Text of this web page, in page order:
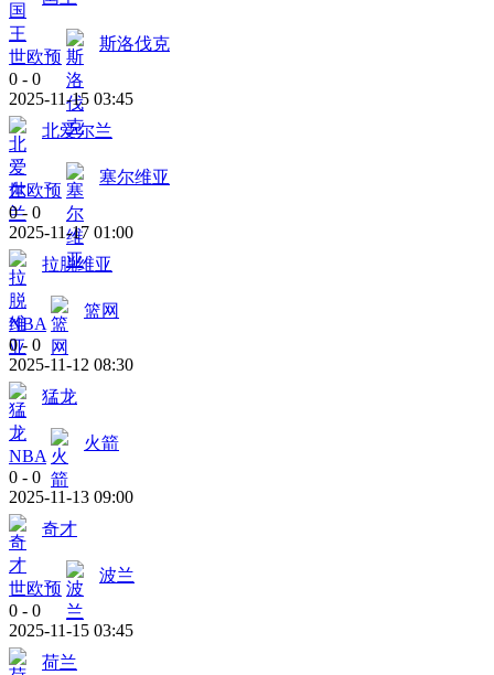
世欧预
斯洛伐克
0 - 0
2025-11-15 03:45
北爱尔兰
世欧预
塞尔维亚
0 - 0
2025-11-17 01:00
拉脱维亚
NBA
篮网
0 - 0
2025-11-12 08:30
猛龙
NBA
火箭
0 - 0
2025-11-13 09:00
奇才
世欧预
波兰
0 - 0
2025-11-15 03:45
荷兰